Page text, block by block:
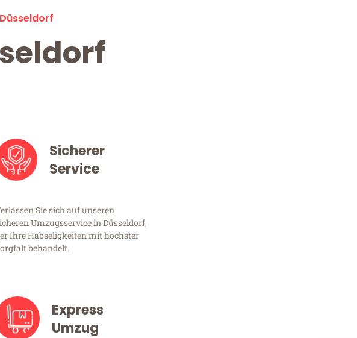
Sicherer
Service
Sie sich auf unseren
Umzugsservice in Düsseldorf,
Ihre Habseligkeiten mit höchster
behandelt.
Express
Umzug